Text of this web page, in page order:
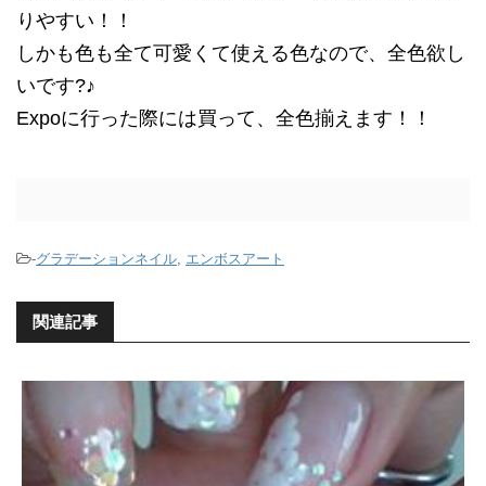
りやすい！！
しかも色も全て可愛くて使える色なので、全色欲し
いです?♪
Expoに行った際には買って、全色揃えます！！
-グラデーションネイル, エンボスアート
関連記事